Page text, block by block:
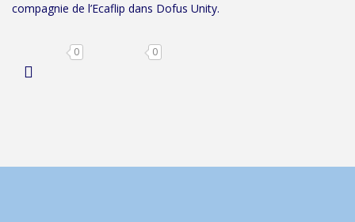
compagnie de l’Ecaflip dans Dofus Unity.
0 0